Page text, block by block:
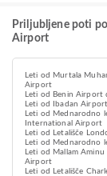
Priljubljene poti
Airport
Leti od Murtala
Airport
Leti od Benin Airport
Leti od Ibadan
Leti od Mednarodno
International Airport
Leti od Letališče
Leti od Mednarodno
Leti od Mallam
Airport
Leti od Letališče